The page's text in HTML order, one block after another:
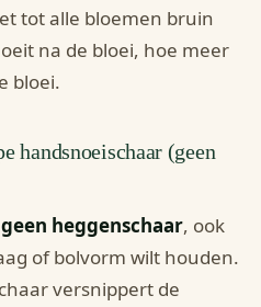
tot alle bloemen bruin
na de bloei, hoe meer
bloei.
handsnoeischaar (geen
geen heggenschaar, ook
of bolvorm wilt houden.
versnippert de